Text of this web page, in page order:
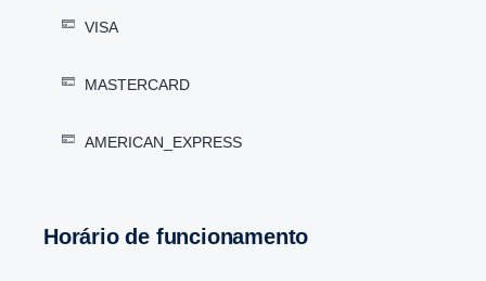
VISA
MASTERCARD
AMERICAN_EXPRESS
Horário de funcionamento